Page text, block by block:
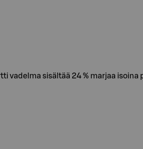
vadelma sisältää 24 % marjaa isoina